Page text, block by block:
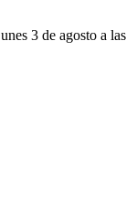
3 de agosto a las